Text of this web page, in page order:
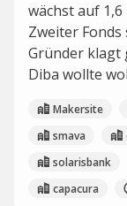
wächst auf
Zweiter
Gründer klagt
Diba wollte
Makersite
smava
solarisbank
capacura